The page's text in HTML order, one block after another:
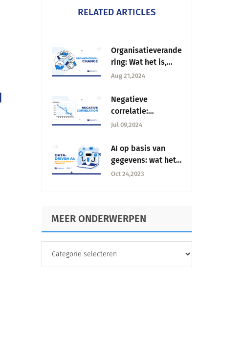
RELATED ARTICLES
Organisatieverande
ring: Wat het is,
soorten en hoe het
Aug 21,2024
Negatieve
correlatie:
Definitie,
vind je het?
Jul 09,2024
AI op basis van
gegevens: wat het
is, risico's en
Oct 24,2023
MEER ONDERWERPEN
ONDERWERPEN